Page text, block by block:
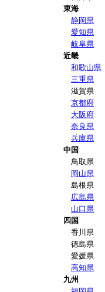
東海
静岡県
愛知県
岐阜県
近畿
和歌山県
三重県
滋賀県
京都府
大阪府
奈良県
兵庫県
中国
鳥取県
岡山県
島根県
広島県
山口県
四国
香川県
徳島県
愛媛県
高知県
九州